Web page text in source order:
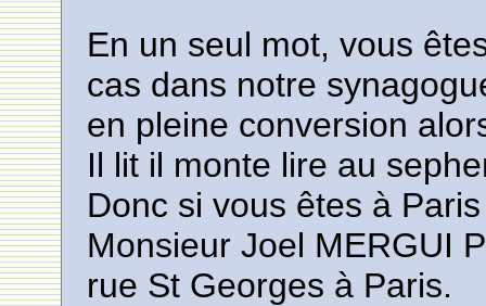
En un seul mot, vous
cas dans notre
en pleine conversion
Il lit il monte lire au
Donc si vous êtes à
Monsieur Joel MERGUI
rue St Georges à Paris.